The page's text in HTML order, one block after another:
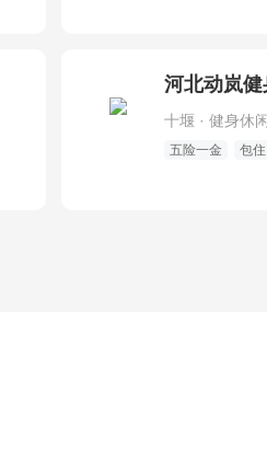
河北动岚健
十堰 · 健身休
五险一金 包住